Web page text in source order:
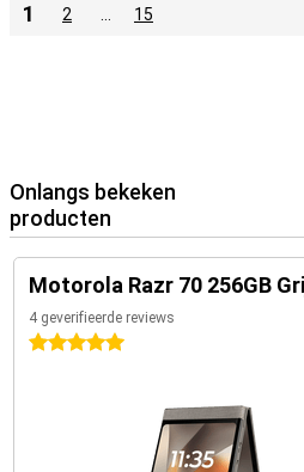
1 2 15
Onlangs bekeken
producten
Motorola Razr 70 256GB
4 geverifieerde reviews
5 sterren